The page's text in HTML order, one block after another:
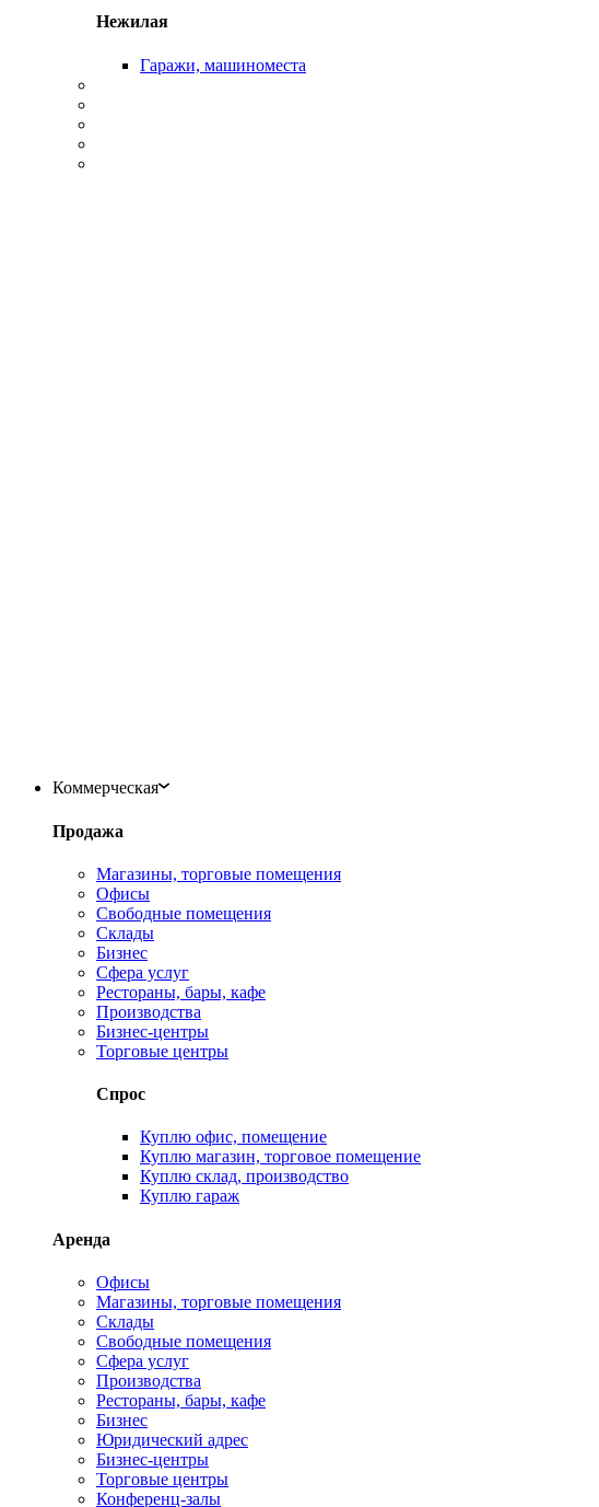
Нежилая
Гаражи, машиноместа
Коммерческая
Продажа
Магазины, торговые помещения
Офисы
Свободные помещения
Склады
Бизнес
Сфера услуг
Рестораны, бары, кафе
Производства
Бизнес-центры
Торговые центры
Спрос
Куплю офис, помещение
Куплю магазин, торговое помещение
Куплю склад, производство
Куплю гараж
Аренда
Офисы
Магазины, торговые помещения
Склады
Свободные помещения
Сфера услуг
Производства
Рестораны, бары, кафе
Бизнес
Юридический адрес
Бизнес-центры
Торговые центры
Конференц-залы